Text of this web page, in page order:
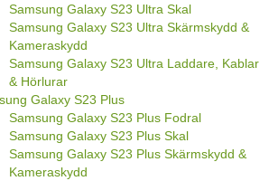
Samsung Galaxy S23 Ultra Skal
Samsung Galaxy S23 Ultra Skärmskydd &
Kameraskydd
Samsung Galaxy S23 Ultra Laddare, Kablar
& Hörlurar
Galaxy S23 Plus
Samsung Galaxy S23 Plus Fodral
Samsung Galaxy S23 Plus Skal
Samsung Galaxy S23 Plus Skärmskydd &
Kameraskydd